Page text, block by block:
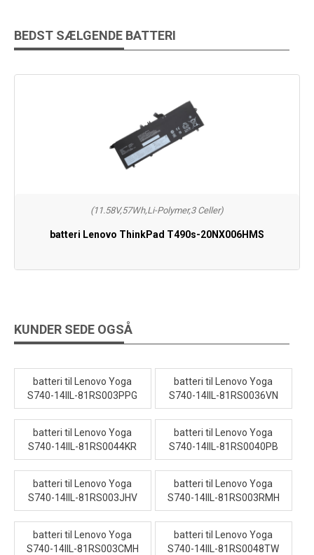
BEDST SÆLGENDE BATTERI
(11.58V,57Wh,Li-Polymer,3 Celler)
batteri Lenovo ThinkPad T490s-20NX006HMS
KUNDER SEDE OGSÅ
batteri til Lenovo Yoga
S740-14IIL-81RS003PPG
batteri til Lenovo Yoga
S740-14IIL-81RS0036VN
batteri til Lenovo Yoga
S740-14IIL-81RS0044KR
batteri til Lenovo Yoga
S740-14IIL-81RS0040PB
batteri til Lenovo Yoga
S740-14IIL-81RS003JHV
batteri til Lenovo Yoga
S740-14IIL-81RS003RMH
batteri til Lenovo Yoga
S740-14IIL-81RS003CMH
batteri til Lenovo Yoga
S740-14IIL-81RS0048TW